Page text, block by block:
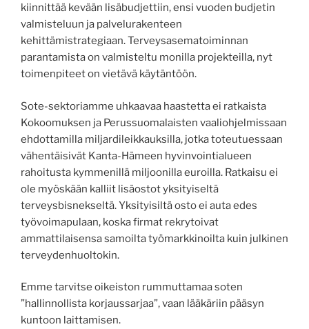
kiinnittää kevään lisäbudjettiin, ensi vuoden budjetin
valmisteluun ja palvelurakenteen
kehittämistrategiaan. Terveysasematoiminnan
parantamista on valmisteltu monilla projekteilla, nyt
toimenpiteet on vietävä käytäntöön.
Sote-sektoriamme uhkaavaa haastetta ei ratkaista
Kokoomuksen ja Perussuomalaisten vaaliohjelmissaan
ehdottamilla miljardileikkauksilla, jotka toteutuessaan
vähentäisivät Kanta-Hämeen hyvinvointialueen
rahoitusta kymmenillä miljoonilla euroilla. Ratkaisu ei
ole myöskään kalliit lisäostot yksityiseltä
terveysbisnekseltä. Yksityisiltä osto ei auta edes
työvoimapulaan, koska firmat rekrytoivat
ammattilaisensa samoilta työmarkkinoilta kuin julkinen
terveydenhuoltokin.
Emme tarvitse oikeiston rummuttamaa soten
”hallinnollista korjaussarjaa”, vaan lääkäriin pääsyn
kuntoon laittamisen.